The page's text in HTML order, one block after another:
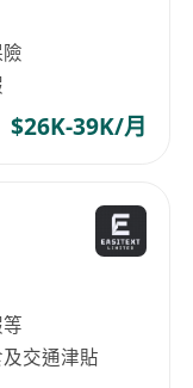
$26K-39K/月
交通津貼